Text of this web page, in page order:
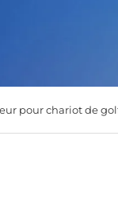
pour chariot de